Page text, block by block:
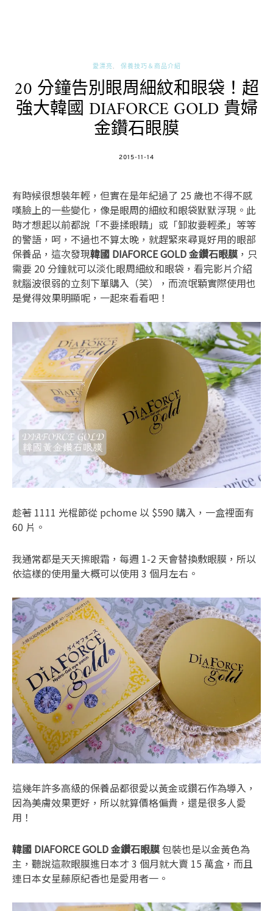
愛漂亮 保養技巧＆商品介紹
20 分鐘告別眼周細紋和眼袋！超
強大韓國 DIAFORCE GOLD 貴婦
金鑽石眼膜
POSTED
2015-11-14
有時候很想裝年輕，但實在是年紀過了 25 歲也不得不感
嘆臉上的一些變化，像是眼周的細紋和眼袋默默浮現。此
時才想起以前都說「不要揉眼睛」或「卸妝要輕柔」等等
的警語，呵，不過也不算太晚，就趕緊來尋覓好用的眼部
保養品，這次發現韓國 DIAFORCE GOLD 金鑽石眼膜 ，只
需要 20 分鐘就可以淡化眼周細紋和眼袋，看完影片介紹
就腦波很弱的立刻下單購入（笑），而流氓顆實際使用也
是覺得效果明顯呢，一起來看看吧！
趁著 1111 光棍節從 pchome 以 $590 購入，一盒裡面有
60 片。
我通常都是天天擦眼霜，每週 1-2 天會替換敷眼膜，所以
依這樣的使用量大概可以使用 3 個月左右。
這幾年許多高級的保養品都很愛以黃金或鑽石作為導入，
因為美膚效果更好，所以就算價格偏貴，還是很多人愛
用！
韓國 DIAFORCE GOLD 金鑽石眼膜包裝也是以金黃色為
主，聽說這款眼膜進日本才 3 個月就大賣 15 萬盒，而且
連日本女星藤原紀香也是愛用者一。